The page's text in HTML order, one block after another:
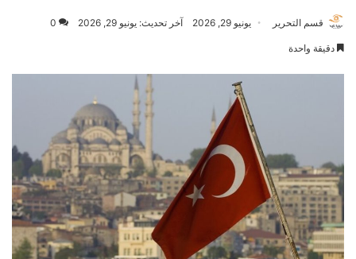
قسم التحرير يونيو 29, 2026 آخر تحديث: يونيو 29, 2026 0
دقيقة واحدة